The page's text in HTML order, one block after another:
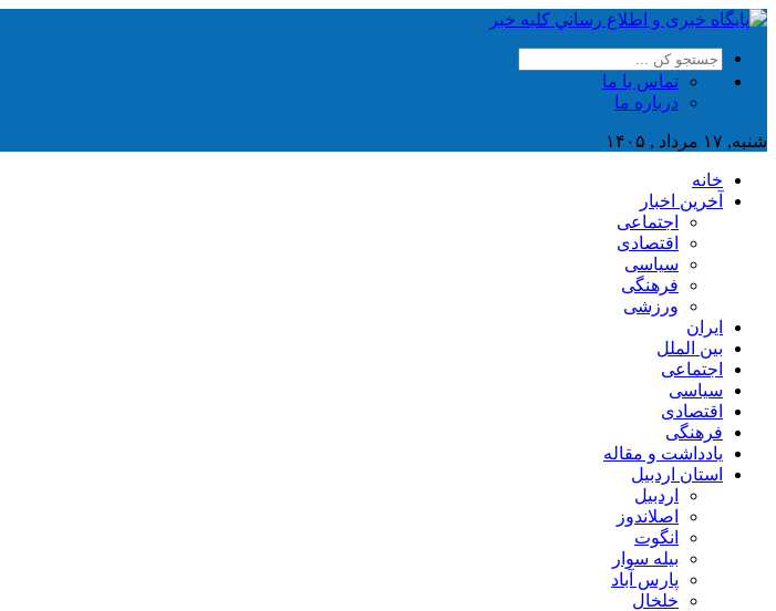
تماس با ما
درباره ما
شنبه, ۱۷ مرداد , ۱۴۰۵
خانه
آخرین اخبار
اجتماعی
اقتصادی
سیاسی
فرهنگی
ورزشی
ایران
بین الملل
اجتماعی
سیاسی
اقتصادی
فرهنگی
یادداشت و مقاله
استان اردبیل
اردبیل
اصلاندوز
انگوت
بیله سوار
پارس آباد
خلخال